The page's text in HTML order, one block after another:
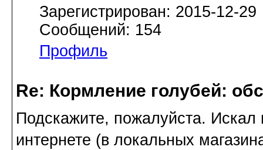
Зарегистрирован: 2015-12-29
Сообщений: 154
Профиль
Re: Кормление голубей:
Подскажите, пожалуйста.
интернете (в локальных